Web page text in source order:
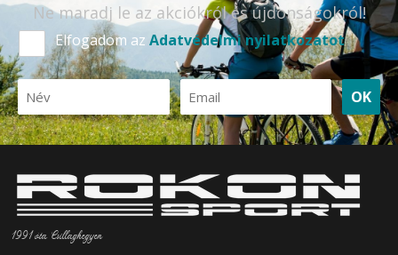
Ne maradj le az akciókról és újdonságokról!
Elfogadom az Adatvédelmi nyilatkozatot
OK
1991 óta Csillaghegyen